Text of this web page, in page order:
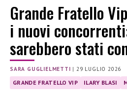
Grande Fratello
i nuovi
sarebbero stati
SARA GUGLIELMETTI | 29 LUGLIO 2026
GRANDE FRATELLO VIP ILARY BLASI